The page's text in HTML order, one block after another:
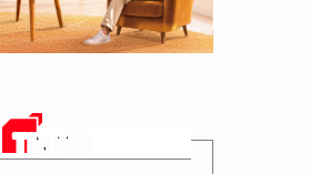
TIN MỚI